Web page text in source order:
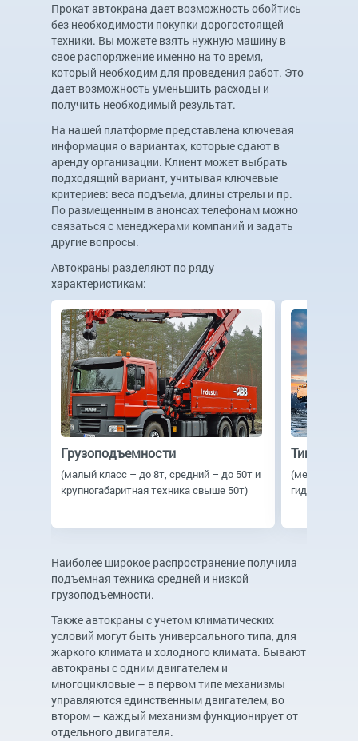
Прокат автокрана дает возможность обойтись
без необходимости покупки дорогостоящей
техники. Вы можете взять нужную машину в
свое распоряжение именно на то время,
который необходим для проведения работ. Это
дает возможность уменьшить расходы и
получить необходимый результат.
На нашей платформе представлена ключевая
информация о вариантах, которые сдают в
аренду организации. Клиент может выбрать
подходящий вариант, учитывая ключевые
критериев: веса подъема, длины стрелы и пр.
По размещенным в анонсах телефонам можно
связаться с менеджерами компаний и задать
другие вопросы.
Автокраны разделяют по ряду
характеристикам:
Грузоподъемности
(малый класс – до 8т, средний – до 50т и
крупногабаритная техника свыше 50т)
Типу
(механика,
Наиболее широкое распространение получила
подъемная техника средней и низкой
грузоподъемности.
Также автокраны с учетом климатических
условий могут быть универсального типа, для
жаркого климата и холодного климата. Бывают
автокраны с одним двигателем и
многоцикловые – в первом типе механизмы
управляются единственным двигателем, во
втором – каждый механизм функционирует от
отдельного двигателя.